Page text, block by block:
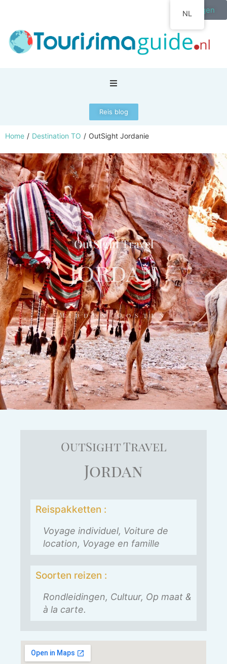
Inloggen
Reis blog
Home / Destination TO / OutSight Jordanie
OutSight Travel
Jordan
Midden-Oosten
OutSight Travel
Jordan
Reispakketten :
Voyage individuel, Voiture de
location, Voyage en famille
Soorten reizen :
Rondleidingen, Cultuur, Op maat &
à la carte.
NL